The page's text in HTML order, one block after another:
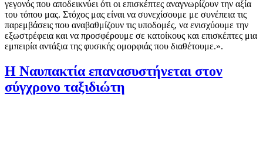
γεγονός που αποδεικνύει ότι οι επισκέπτες αναγνωρίζουν την αξία
του τόπου μας. Στόχος μας είναι να συνεχίσουμε με συνέπεια τις
παρεμβάσεις που αναβαθμίζουν τις υποδομές, να ενισχύουμε την
εξωστρέφεια και να προσφέρουμε σε κατοίκους και επισκέπτες μια
εμπειρία αντάξια της φυσικής ομορφιάς που διαθέτουμε.».
Η Ναυπακτία επανασυστήνεται στον
σύγχρονο ταξιδιώτη